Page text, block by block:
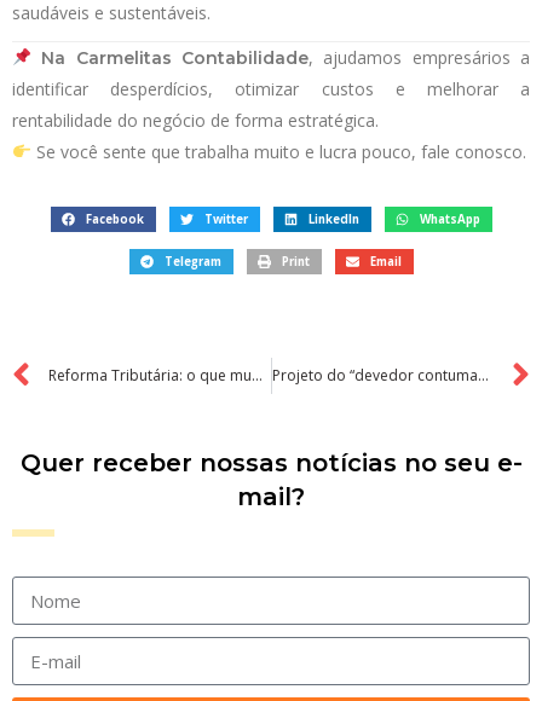
saudáveis e sustentáveis.
Na Carmelitas Contabilidade, ajudamos empresários a
identificar desperdícios, otimizar custos e melhorar a
rentabilidade do negócio de forma estratégica.
Se você sente que trabalha muito e lucra pouco, fale conosco.
Facebook Twitter LinkedIn WhatsApp
Telegram Print Email
Reforma Tributária: o que muda já no começo de 2026 (e como sua empresa pode se preparar) Projeto do “devedor contumaz”: o que muda e quais os impactos para empresas que usam a inadimplência como “estratégia”
Quer receber nossas notícias no seu e-
mail?